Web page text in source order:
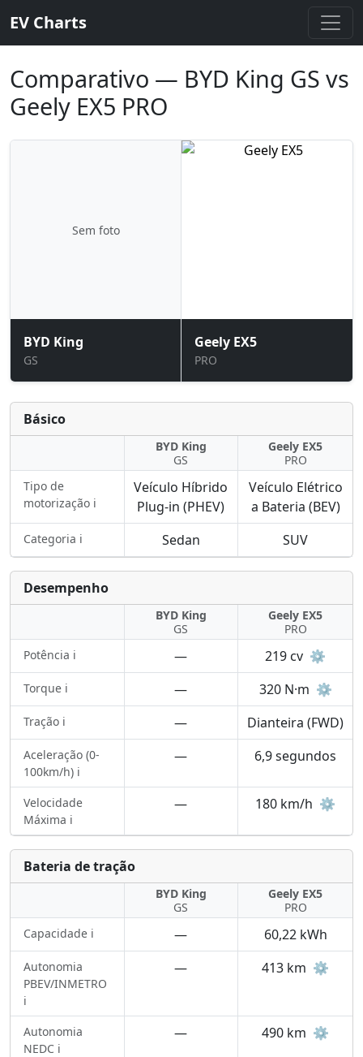
EV Charts
Comparativo — BYD King GS vs
Geely EX5 PRO
Sem foto
BYD King
GS
Geely EX5
PRO
Básico
BYD King
GS
Geely EX5
PRO
Tipo de
motorização ℹ️
Veículo Híbrido
Plug-in (PHEV)
Veículo Elétrico
a Bateria (BEV)
Categoria ℹ️ Sedan SUV
Desempenho
BYD King
GS
Geely EX5
PRO
Potência ℹ️
— 219 cv ⚙️
Torque ℹ️ — 320 N·m ⚙️
Tração ℹ️ — Dianteira (FWD)
Aceleração (0-
100km/h) ℹ️
— 6,9 segundos
Velocidade
Máxima ℹ️
— 180 km/h ⚙️
Bateria de tração
BYD King
GS
Geely EX5
PRO
Capacidade ℹ️
— 60,22 kWh
Autonomia
PBEV/INMETRO
ℹ️
— 413 km ⚙️
Autonomia
NEDC ℹ️
— 490 km ⚙️